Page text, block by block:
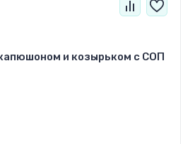
и козырьком с СОП